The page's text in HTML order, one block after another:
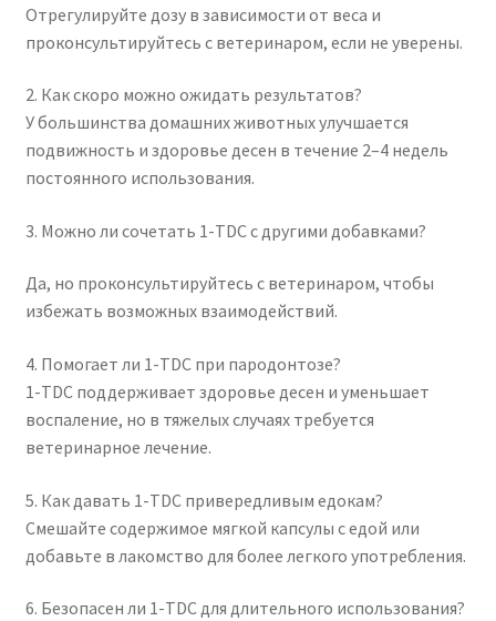
Отрегулируйте дозу в зависимости от веса и
проконсультируйтесь с ветеринаром, если не уверены.
2. Как скоро можно ожидать результатов?
У большинства домашних животных улучшается
подвижность и здоровье десен в течение 2–4 недель
постоянного использования.
3. Можно ли сочетать 1-TDC с другими добавками?
Да, но проконсультируйтесь с ветеринаром, чтобы
избежать возможных взаимодействий.
4. Помогает ли 1-TDC при пародонтозе?
1-TDC поддерживает здоровье десен и уменьшает
воспаление, но в тяжелых случаях требуется
ветеринарное лечение.
5. Как давать 1-TDC привередливым едокам?
Смешайте содержимое мягкой капсулы с едой или
добавьте в лакомство для более легкого употребления.
6. Безопасен ли 1-TDC для длительного использования?